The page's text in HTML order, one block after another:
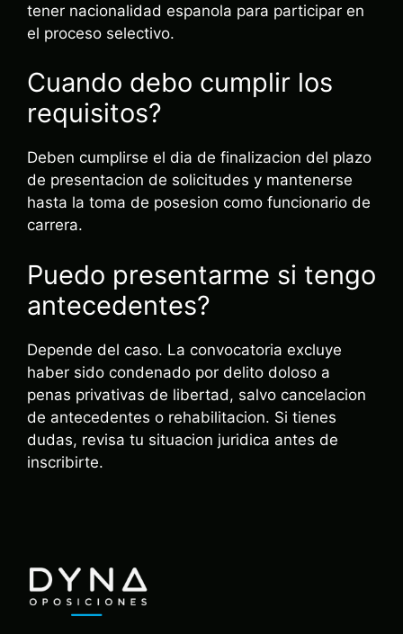
tener nacionalidad espanola para participar en
el proceso selectivo.
Cuando debo cumplir los
requisitos?
Deben cumplirse el dia de finalizacion del plazo
de presentacion de solicitudes y mantenerse
hasta la toma de posesion como funcionario de
carrera.
Puedo presentarme si tengo
antecedentes?
Depende del caso. La convocatoria excluye
haber sido condenado por delito doloso a
penas privativas de libertad, salvo cancelacion
de antecedentes o rehabilitacion. Si tienes
dudas, revisa tu situacion juridica antes de
inscribirte.